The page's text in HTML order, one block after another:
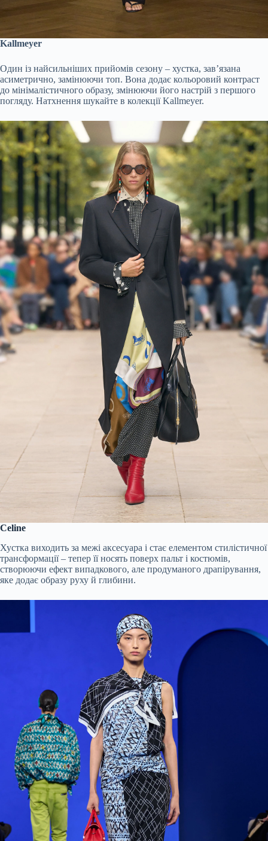
Kallmeyer
Один із найсильніших прийомів сезону – хустка, зав’язана
асиметрично, замінюючи топ. Вона додає кольоровий контраст
до мінімалістичного образу, змінюючи його настрій з першого
погляду. Натхнення шукайте в колекції Kallmeyer.
Celine
Хустка виходить за межі аксесуара і стає елементом стилістичної
трансформації – тепер її носять поверх пальт і костюмів,
створюючи ефект випадкового, але продуманого драпірування,
яке додає образу руху й глибини.